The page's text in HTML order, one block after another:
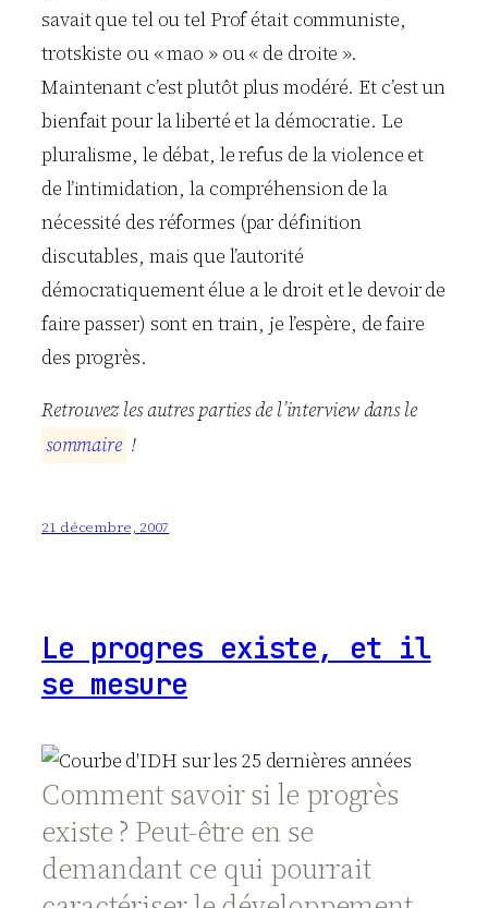
savait que tel ou tel Prof était communiste,
trotskiste ou « mao » ou « de droite ».
Maintenant c’est plutôt plus modéré. Et c’est un
bienfait pour la liberté et la démocratie. Le
pluralisme, le débat, le refus de la violence et
de l’intimidation, la compréhension de la
nécessité des réformes (par définition
discutables, mais que l’autorité
démocratiquement élue a le droit et le devoir de
faire passer) sont en train, je l’espère, de faire
des progrès.
Retrouvez les autres parties de l’interview dans le
sommaire !
21 décembre, 2007
Le progres existe, et il
se mesure
Comment savoir si le progrès
existe ? Peut-être en se
demandant ce qui pourrait